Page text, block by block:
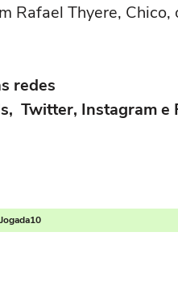
Rafael Thyere,
redes
Twitter, Instagram e